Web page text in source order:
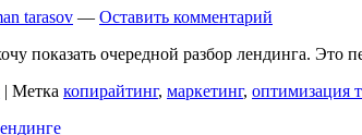
tarasov — Оставить комментарий
показать очередной разбор лендинга.
| Метка копирайтинг, маркетинг, оптимизация